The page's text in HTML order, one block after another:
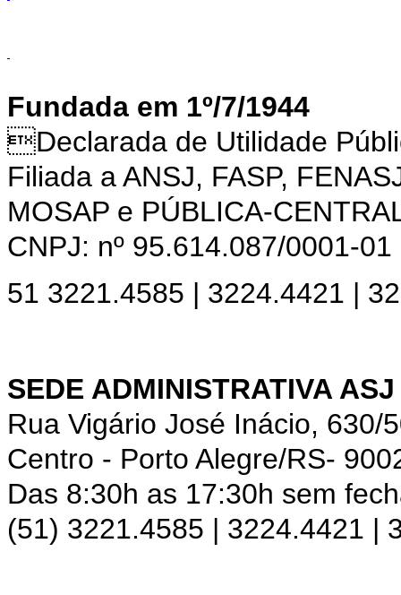
Fundada em 1º/7/1944
Declarada de Utilidade
Filiada a ANSJ, FASP,
MOSAP e PÚBLICA-
CNPJ: nº 95.614.087/0001-01
51 3221.4585 | 3224.4421 |
SEDE ADMINISTRATIVA ASJ
Rua Vigário José Inácio, 630/
Centro - Porto Alegre/RS-
Das 8:30h as 17:30h sem
(51) 3221.4585 | 3224.4421 |